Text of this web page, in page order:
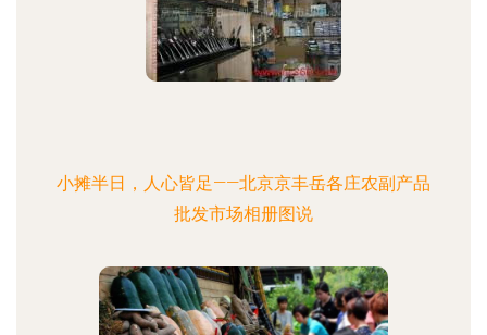
小摊半日，人心皆足——北京京丰岳各庄农副产品
批发市场相册图说